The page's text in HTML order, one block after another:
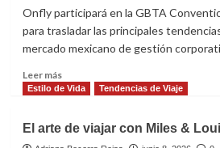
de
América
Onfly participará en la GBTA
para trasladar las principales
mercado mexicano de gestión
Leer másLeer
más
global
Estilo de Vida Tendencias de Viaje
El arte de viajar con Miles &